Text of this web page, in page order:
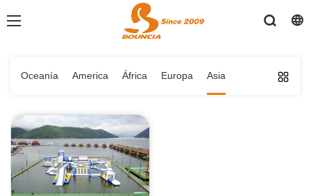
Oceanía America África Europa Asia